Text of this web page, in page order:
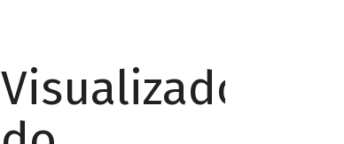
Visualizador